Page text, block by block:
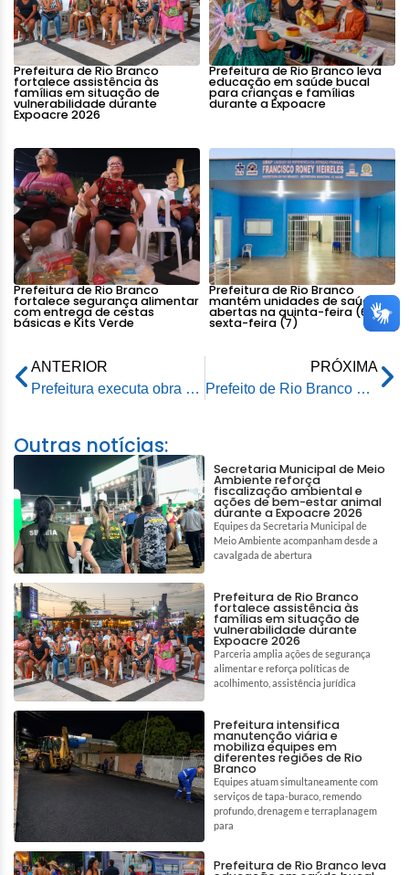
Prefeitura de Rio Branco
fortalece assistência às
famílias em situação de
vulnerabilidade durante
Expoacre 2026
Prefeitura de Rio Branco leva
educação em saúde bucal
para crianças e famílias
durante a Expoacre
Prefeitura de Rio Branco
fortalece segurança alimentar
com entrega de cestas
básicas e Kits Verde
Prefeitura de Rio Branco
mantém unidades de saúde
abertas na quinta-feira (6) e
sexta-feira (7)
ANTERIOR
Prefeitura executa obra na rua principal do conjunto habitacional Vila Betel ll
PRÓXIMA
Prefeito de Rio Branco participa de ação alusiva ao Dia Mundial da Água realizada pelo Saneacre
Outras notícias:
Secretaria Municipal de Meio
Ambiente reforça
fiscalização ambiental e
ações de bem-estar animal
durante a Expoacre 2026
Equipes da Secretaria Municipal de
Meio Ambiente acompanham desde a
cavalgada de abertura
Prefeitura de Rio Branco
fortalece assistência às
famílias em situação de
vulnerabilidade durante
Expoacre 2026
Parceria amplia ações de segurança
alimentar e reforça políticas de
acolhimento, assistência jurídica
Prefeitura intensifica
manutenção viária e
mobiliza equipes em
diferentes regiões de Rio
Branco
Equipes atuam simultaneamente com
serviços de tapa-buraco, remendo
profundo, drenagem e terraplanagem
para
Prefeitura de Rio Branco leva